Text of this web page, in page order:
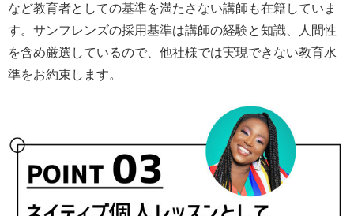
など教育者としての基準を満たさない講師も在籍していま
す。サンフレンズの採用基準は講師の経験と知識、人間性
を含め厳選しているので、他社様では実現できない教育水
準をお約束します。